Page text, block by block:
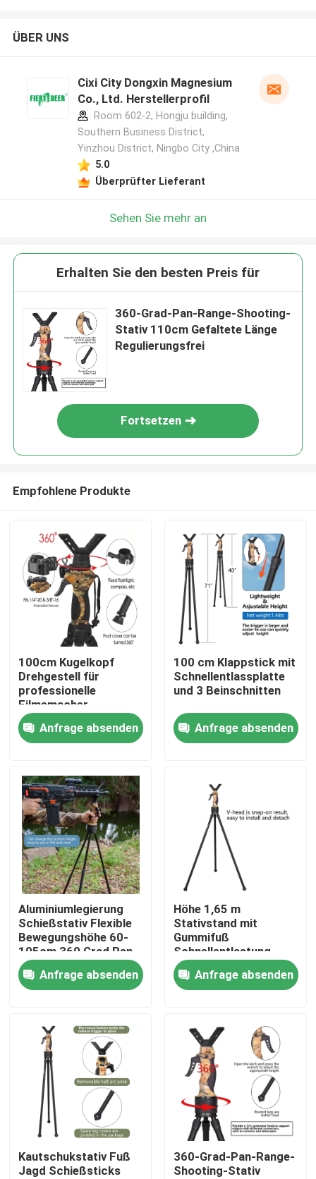
Produkte
Videos
VR Show
Über uns
Fabrik Tour
Qualitätskontrolle
Kontakt
Referenzen
Jagdklammer
ÜBER UNS
Cixi City Dongxin Magnesium
Co., Ltd. Herstellerprofil
Room 602-2, Hongju building,
Southern Business District,
Yinzhou District, Ningbo City ,China
5.0
Überprüfter Lieferant
Sehen Sie mehr an
Erhalten Sie den besten Preis für
360-Grad-Pan-Range-Shooting-
Stativ 110cm Gefaltete Länge
Regulierungsfrei
Fortsetzen
Empfohlene Produkte
100cm Kugelkopf
Drehgestell für
professionelle
Filmemacher
Anfrage absenden
100 cm Klappstick mit
Schnellentlassplatte
und 3 Beinschnitten
Anfrage absenden
Aluminiumlegierung
Schießstativ Flexible
Bewegungshöhe 60-
105cm 360 Grad Pan
Range
Anfrage absenden
Höhe 1,65 m
Stativstand mit
Gummifuß
Schnellentlastung
Platte Falte Länge 100
cm Anfrage absenden
Kautschukstativ Fuß
Jagd Schießsticks
360-Grad-Pan-Range-
Shooting-Stativ